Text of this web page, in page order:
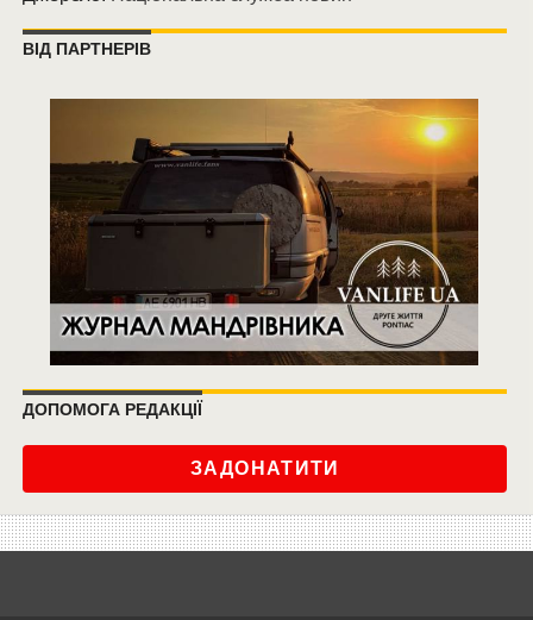
ВІД ПАРТНЕРІВ
ДОПОМОГА РЕДАКЦІЇ
ЗАДОНАТИТИ